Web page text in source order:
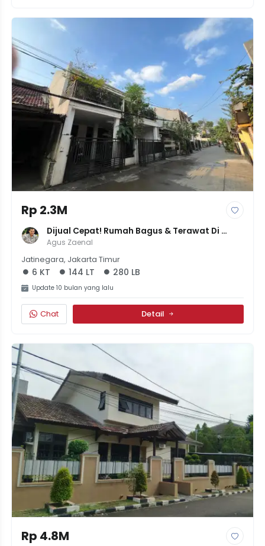
Rp 2.3M
Dijual Cepat! Rumah Bagus & Terawat Di
Cipinang JakTim - Dekat Mall CI & Tol
Becakayu | 6 Kamar | 2.3M
Agus Zaenal
Jatinegara, Jakarta Timur
6 KT 144 LT 280 LB
Update 10 bulan yang lalu
Chat Detail
Rp 4.8M